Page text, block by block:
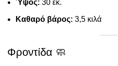
Ύψος: 30 εκ.
Καθαρό βάρος: 3,5 κιλά
Φροντίδα 🧼